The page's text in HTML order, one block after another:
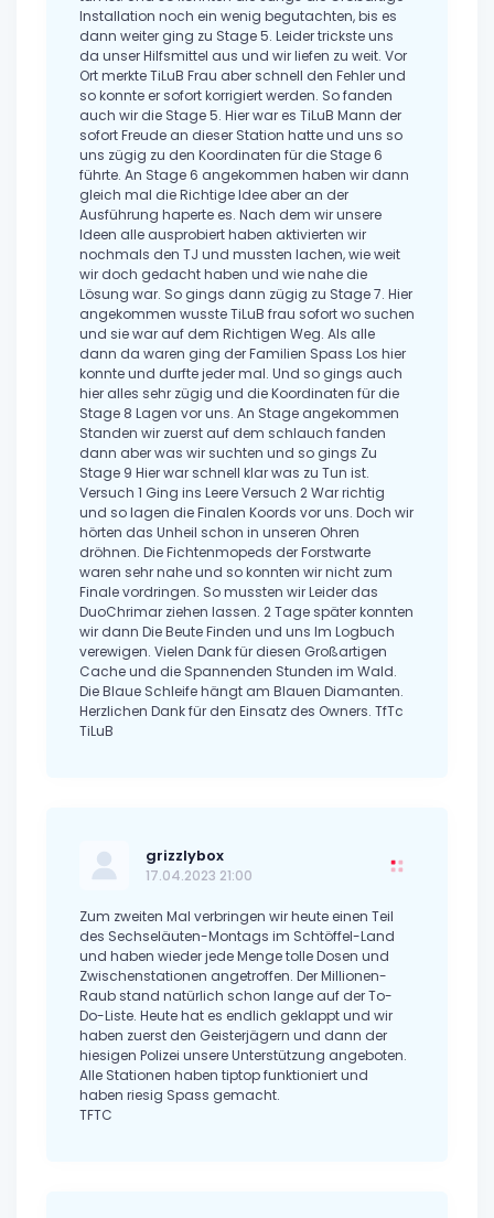
Installation noch ein wenig begutachten, bis es
dann weiter ging zu Stage 5. Leider trickste uns
da unser Hilfsmittel aus und wir liefen zu weit. Vor
Ort merkte TiLuB Frau aber schnell den Fehler und
so konnte er sofort korrigiert werden. So fanden
auch wir die Stage 5. Hier war es TiLuB Mann der
sofort Freude an dieser Station hatte und uns so
uns zügig zu den Koordinaten für die Stage 6
führte. An Stage 6 angekommen haben wir dann
gleich mal die Richtige Idee aber an der
Ausführung haperte es. Nach dem wir unsere
Ideen alle ausprobiert haben aktivierten wir
nochmals den TJ und mussten lachen, wie weit
wir doch gedacht haben und wie nahe die
Lösung war. So gings dann zügig zu Stage 7. Hier
angekommen wusste TiLuB frau sofort wo suchen
und sie war auf dem Richtigen Weg. Als alle
dann da waren ging der Familien Spass Los hier
konnte und durfte jeder mal. Und so gings auch
hier alles sehr zügig und die Koordinaten für die
Stage 8 Lagen vor uns. An Stage angekommen
Standen wir zuerst auf dem schlauch fanden
dann aber was wir suchten und so gings Zu
Stage 9 Hier war schnell klar was zu Tun ist.
Versuch 1 Ging ins Leere Versuch 2 War richtig
und so lagen die Finalen Koords vor uns. Doch wir
hörten das Unheil schon in unseren Ohren
dröhnen. Die Fichtenmopeds der Forstwarte
waren sehr nahe und so konnten wir nicht zum
Finale vordringen. So mussten wir Leider das
DuoChrimar ziehen lassen. 2 Tage später konnten
wir dann Die Beute Finden und uns Im Logbuch
verewigen. Vielen Dank für diesen Großartigen
Cache und die Spannenden Stunden im Wald.
Die Blaue Schleife hängt am Blauen Diamanten.
Herzlichen Dank für den Einsatz des Owners. TfTc
TiLuB
grizzlybox
17.04.2023 21:00
Zum zweiten Mal verbringen wir heute einen Teil
des Sechseläuten-Montags im Schtöffel-Land
und haben wieder jede Menge tolle Dosen und
Zwischenstationen angetroffen. Der Millionen-
Raub stand natürlich schon lange auf der To-
Do-Liste. Heute hat es endlich geklappt und wir
haben zuerst den Geisterjägern und dann der
hiesigen Polizei unsere Unterstützung angeboten.
Alle Stationen haben tiptop funktioniert und
haben riesig Spass gemacht.
TFTC